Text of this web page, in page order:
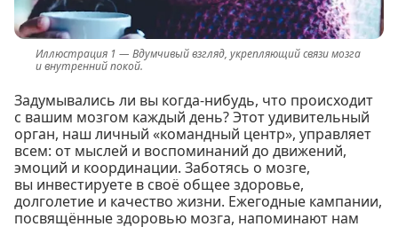
Вдумчивый взгляд, укрепляющий связи мозга
и внутренний покой.
Задумывались ли вы когда-нибудь, что происходит
с вашим мозгом каждый день? Этот удивительный
орган, наш личный «командный центр», управляет
всем: от мыслей и воспоминаний до движений,
эмоций и координации. Заботясь о мозге,
вы инвестируете в своё общее здоровье,
долголетие и качество жизни. Ежегодные кампании,
посвящённые здоровью мозга, напоминают нам